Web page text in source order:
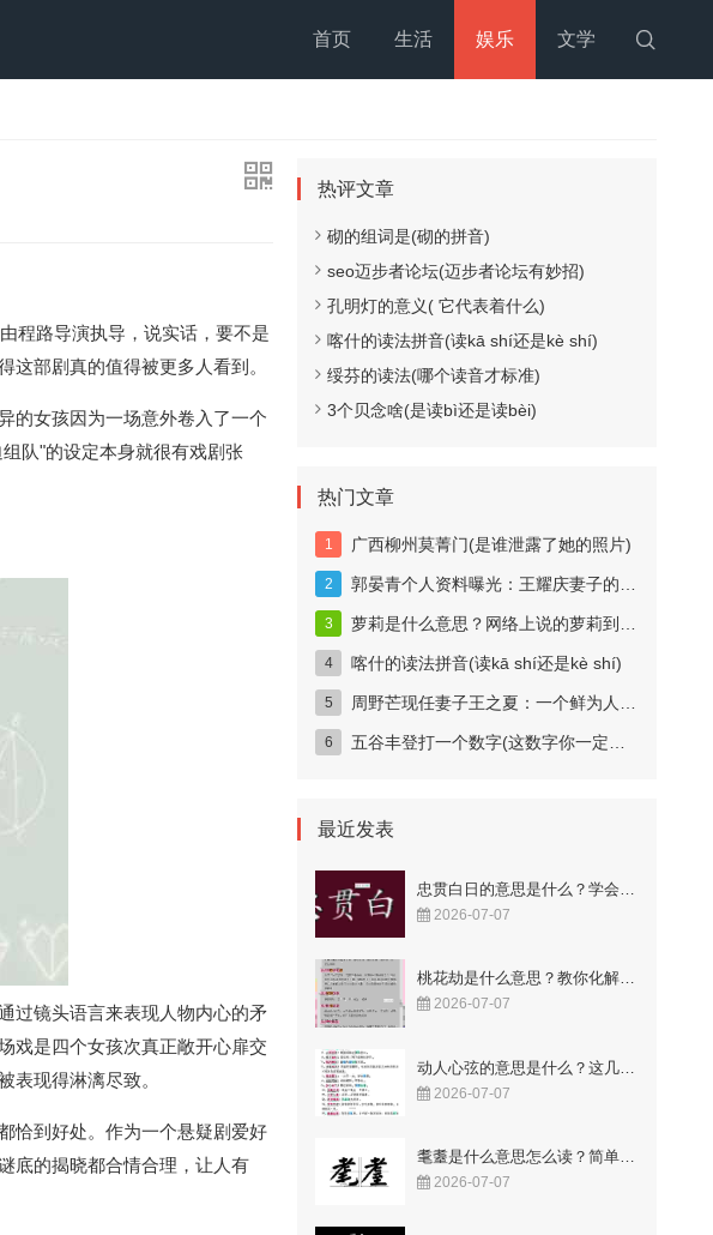

首页 生活 娱乐 文学
程路导演执导，说实话，要不是
部剧真的值得被更多人看到。
的女孩因为一场意外卷入了一个
队"的设定本身就很有戏剧张
过镜头语言来表现人物内心的矛
戏是四个女孩次真正敞开心扉交
表现得淋漓尽致。
恰到好处。作为一个悬疑剧爱好
底的揭晓都合情合理，让人有
热评文章
砌的组词是(砌的拼音)
seo迈步者论坛(迈步者论坛有妙招)
孔明灯的意义( 它代表着什么)
喀什的读法拼音(读kā shí还是kè shí)
绥芬的读法(哪个读音才标准)
3个贝念啥(是读bì还是读bèi)
热门文章
广西柳州莫菁门(是谁泄露了她的照片)
郭晏青个人资料曝光：王耀庆妻子的科技女神身份揭秘
萝莉是什么意思？网络上说的萝莉到底指什么？
喀什的读法拼音(读kā shí还是kè shí)
周野芒现任妻子王之夏：一个鲜为人知的妻子
五谷丰登打一个数字(这数字你一定猜得到)
最近发表
忠贯白日的意思是什么？学会这样用更显智慧！
2026-07-07
桃花劫是什么意思？教你化解烂桃花的秘籍！
2026-07-07
2026-07-07
2026-07-07